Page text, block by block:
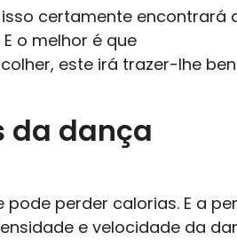
certamente encontrará
o melhor é que
este irá trazer-lhe
da dança
perder calorias. E a
e velocidade da